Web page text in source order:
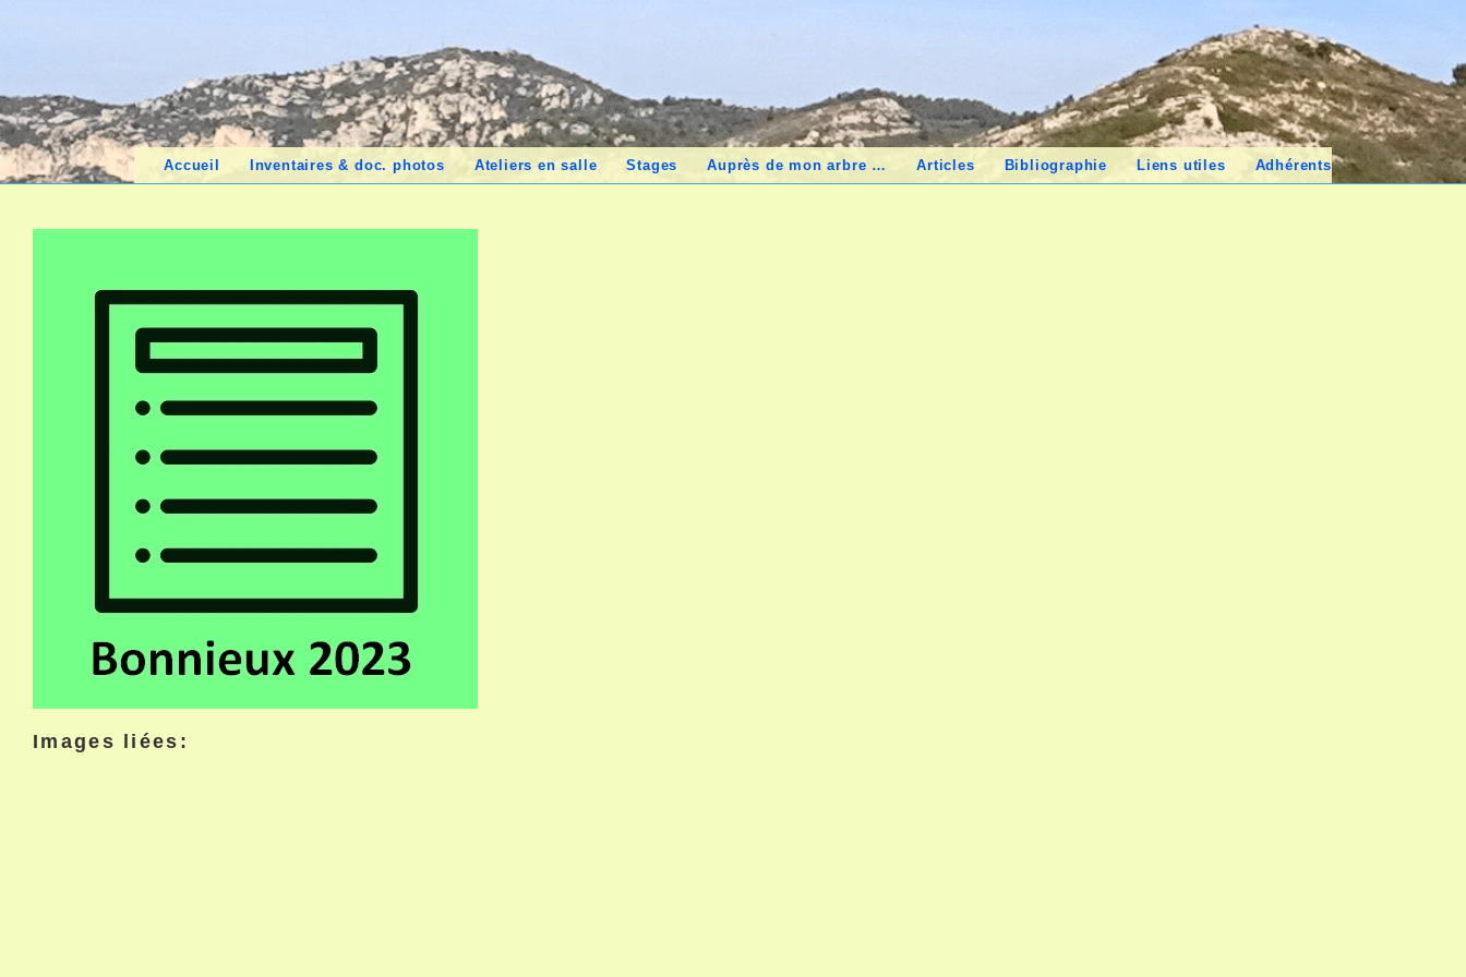
Accueil Inventaires & doc. photos Ateliers en salle Stages Auprès de mon arbre … Articles Bibliographie Liens utiles Adhérents
Images liées: